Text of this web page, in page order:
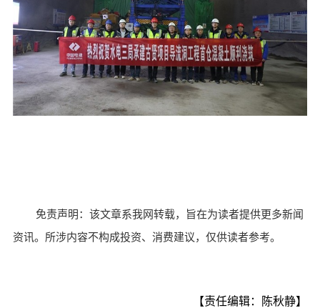
免责声明：该文章系我网转载，旨在为读者提供更多新闻
资讯。所涉内容不构成投资、消费建议，仅供读者参考。
【责任编辑：陈秋静】